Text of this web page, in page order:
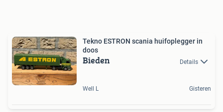
Tekno ESTRON scania huifoplegger in
doos
Bieden Details
Well L Gisteren